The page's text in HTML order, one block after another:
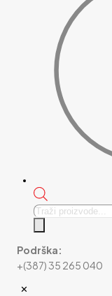
Products
Podrška:
+(387) 35 265 040
✕